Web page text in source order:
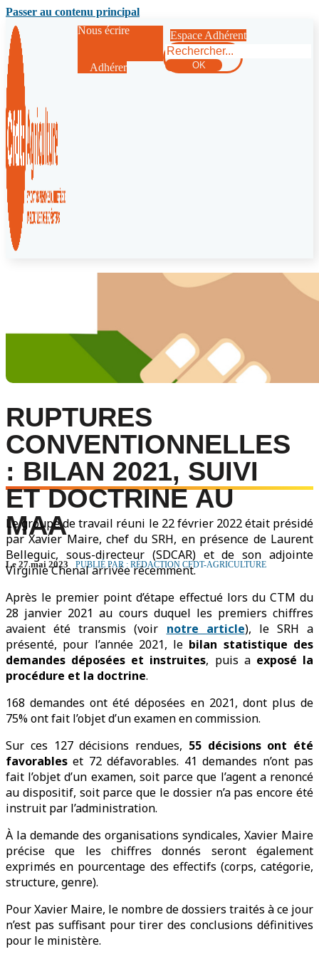
Passer au contenu principal
Nous écrire
Adhérer
Espace Adhérent
Rechercher
OK
RUPTURES
CONVENTIONNELLES
: BILAN 2021, SUIVI
ET DOCTRINE AU
MAA
Le 27 mai 2023 PUBLIÉ PAR : RÉDACTION CFDT-AGRICULTURE
Le groupe de travail réuni le 22 février 2022 était présidé
par Xavier Maire, chef du SRH, en présence de Laurent
Belleguic, sous-directeur (SDCAR) et de son adjointe
Virginie Chenal arrivée récemment.
Après le premier point d’étape effectué lors du CTM du
28 janvier 2021 au cours duquel les premiers chiffres
avaient été transmis (voir notre article), le SRH a
présenté, pour l’année 2021, le bilan statistique des
demandes déposées et instruites, puis a exposé la
procédure et la doctrine.
168 demandes ont été déposées en 2021, dont plus de
75% ont fait l’objet d’un examen en commission.
Sur ces 127 décisions rendues, 55 décisions ont été
favorables et 72 défavorables. 41 demandes n’ont pas
fait l’objet d’un examen, soit parce que l’agent a renoncé
au dispositif, soit parce que le dossier n’a pas encore été
instruit par l’administration.
À la demande des organisations syndicales, Xavier Maire
précise que les chiffres donnés seront également
exprimés en pourcentage des effectifs (corps, catégorie,
structure, genre).
Pour Xavier Maire, le nombre de dossiers traités à ce jour
n’est pas suffisant pour tirer des conclusions définitives
pour le ministère.